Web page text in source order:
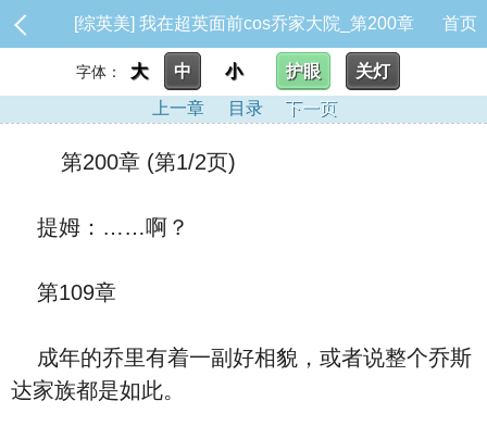
[综英美] 我在超英面前cos乔家大院_第200章 首页
字体： 大 中 小 护眼
关灯
上一章
目录 下一页
第200章 (第1/2页)
提姆：……啊？
第109章
成年的乔里有着一副好相貌，或者说整个乔斯
达家族都是如此。